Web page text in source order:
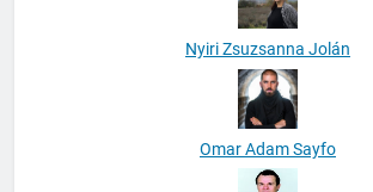
Nyiri Zsuzsanna Jolán
Omar Adam Sayfo